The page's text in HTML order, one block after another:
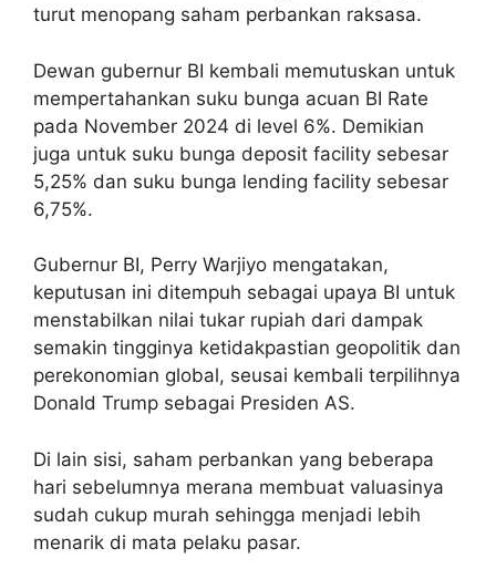
turut menopang saham perbankan raksasa.
Dewan gubernur BI kembali memutuskan untuk
mempertahankan suku bunga acuan BI Rate
pada November 2024 di level 6%. Demikian
juga untuk suku bunga deposit facility sebesar
5,25% dan suku bunga lending facility sebesar
6,75%.
Gubernur BI, Perry Warjiyo mengatakan,
keputusan ini ditempuh sebagai upaya BI untuk
menstabilkan nilai tukar rupiah dari dampak
semakin tingginya ketidakpastian geopolitik dan
perekonomian global, seusai kembali terpilihnya
Donald Trump sebagai Presiden AS.
Di lain sisi, saham perbankan yang beberapa
hari sebelumnya merana membuat valuasinya
sudah cukup murah sehingga menjadi lebih
menarik di mata pelaku pasar.